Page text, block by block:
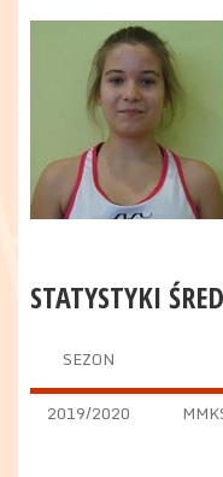
STATYSTYKI
SEZON
2019/2020